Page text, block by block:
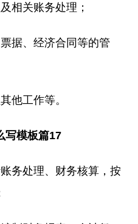
相关账务处理；
据、经济合同等的管
他工作等。
写模板篇17
务处理、财务核算，按